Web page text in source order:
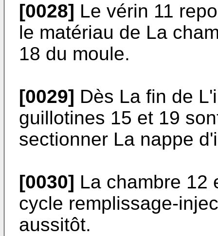
[0028] Le vérin 11
le matériau de La
18 du moule.
[0029] Dès La fin de
guillotines 15 et 19
sectionner La nappe
[0030] La chambre 12
cycle remplissage-
aussitôt.